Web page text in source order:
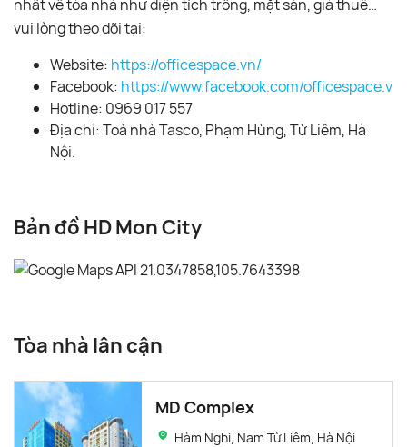
nhất về tòa nhà như diện tích trống, mặt sàn, giá thuê…
vui lòng theo dõi tại:
Website: https://officespace.vn/
Facebook: https://www.facebook.com/officespace.vn/
Hotline: 0969 017 557
Địa chỉ: Toà nhà Tasco, Phạm Hùng, Từ Liêm, Hà
Nội.
Bản đồ HD Mon City
Tòa nhà lân cận
MD Complex
Hàm Nghi, Nam Từ Liêm, Hà Nội